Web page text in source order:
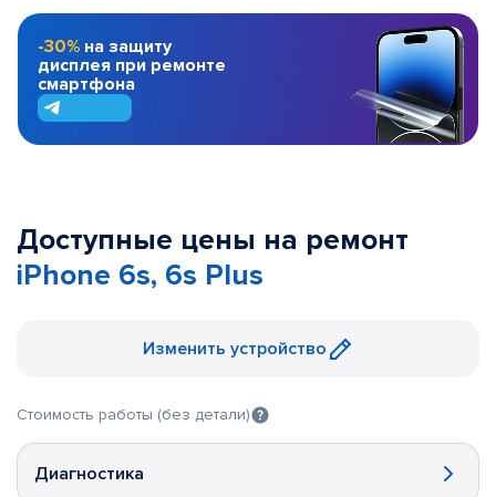
-30% на защиту
дисплея при ремонте
смартфона
Доступные цены на ремонт
iPhone 6s, 6s Plus
Изменить устройство
Стоимость работы (без детали)
Диагностика